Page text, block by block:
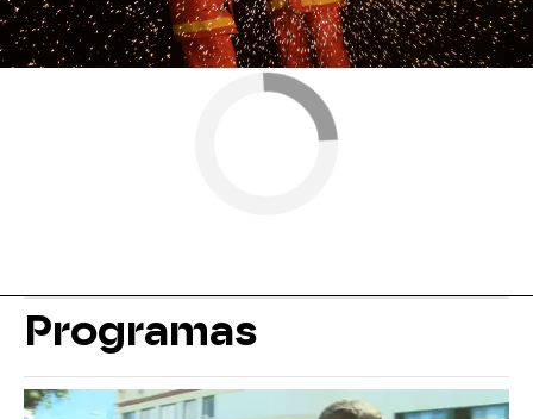
Programas